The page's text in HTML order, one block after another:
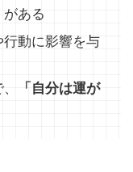
ある
動に影響を与
「自分は運が